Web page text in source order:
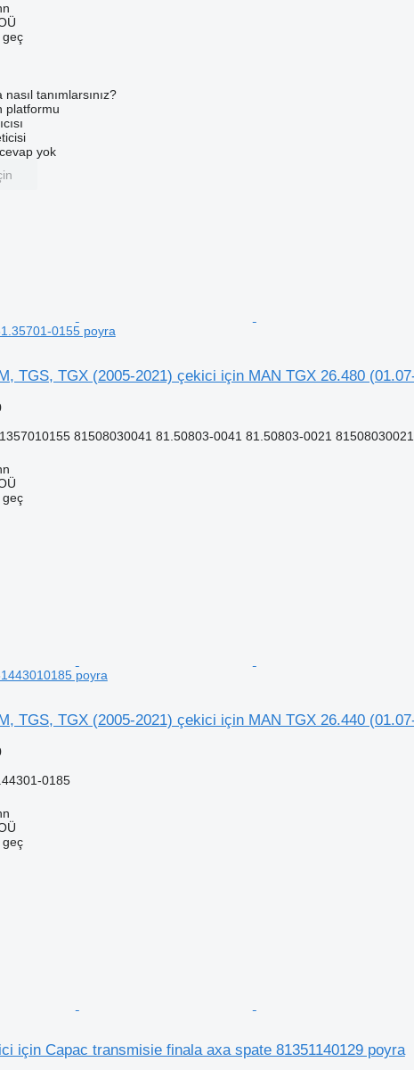
geç
nasıl tanımlarsınız?
platformu
yok
0155 poyra
TGS, TGX (2005-2021) çekici için MAN TGX 26.480
81508030041 81.50803-0041 81.50803-0021 81508030021
geç
poyra
TGS, TGX (2005-2021) çekici için MAN TGX 26.440
0185
geç
için Capac transmisie finala axa spate 81351140129 poyra